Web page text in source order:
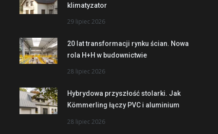
klimatyzator
29 lipiec 2026
20 lat transformacji rynku ścian. Nowa
rola H+H w budownictwie
28 lipiec 2026
Hybrydowa przyszłość stolarki. Jak
Kömmerling łączy PVC i aluminium
28 lipiec 2026